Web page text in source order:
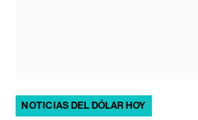
NOTICIAS DEL DÓLAR HOY